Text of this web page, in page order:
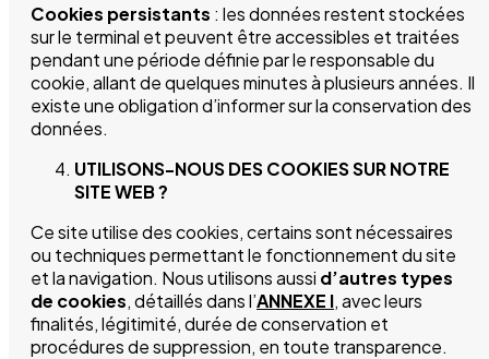
Cookies persistants : les données restent stockées
sur le terminal et peuvent être accessibles et traitées
pendant une période définie par le responsable du
cookie, allant de quelques minutes à plusieurs années. Il
existe une obligation d’informer sur la conservation des
données.
UTILISONS-NOUS DES COOKIES SUR NOTRE
SITE WEB ?
Ce site utilise des cookies, certains sont nécessaires
ou techniques permettant le fonctionnement du site
et la navigation. Nous utilisons aussi d’autres types
de cookies, détaillés dans l’ANNEXE I, avec leurs
finalités, légitimité, durée de conservation et
procédures de suppression, en toute transparence.